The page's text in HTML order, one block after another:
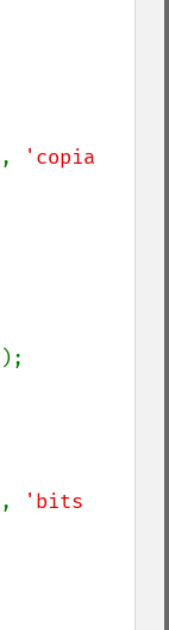
,
'copia
);
,
'bits